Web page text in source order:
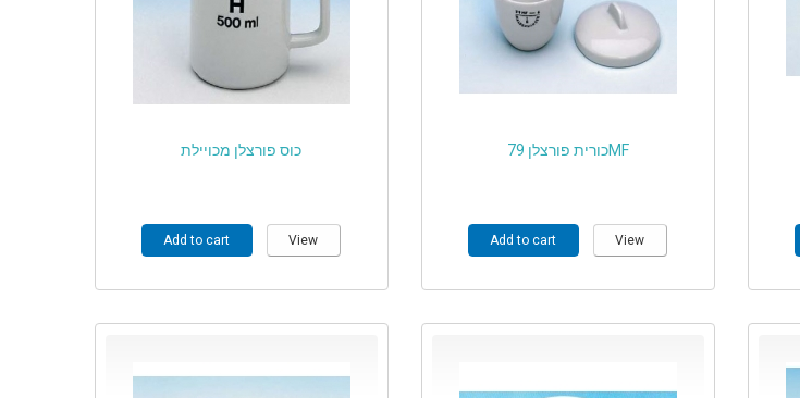
כוס פורצלן מכויילת
Add to cart View
כורית פורצלן 79MF
Add to cart View